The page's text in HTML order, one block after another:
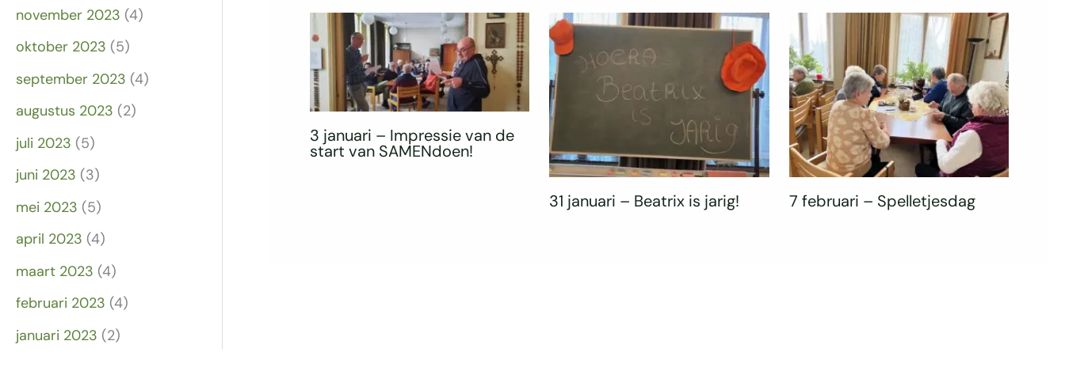
november 2023 (4)
oktober 2023 (5)
september 2023 (4)
augustus 2023 (2)
juli 2023 (5)
juni 2023 (3)
mei 2023 (5)
april 2023 (4)
maart 2023 (4)
februari 2023 (4)
januari 2023 (2)
3 januari – Impressie van de
start van SAMENdoen!
31 januari – Beatrix is jarig! 7 februari – Spelletjesdag